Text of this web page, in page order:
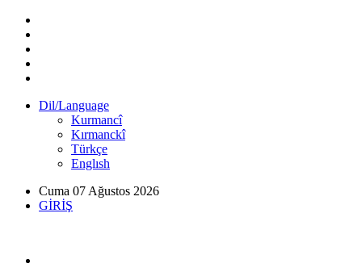
Dil/Language
Kurmancî
Kırmanckî
Türkçe
Englısh
Cuma 07 Ağustos 2026
GİRİŞ